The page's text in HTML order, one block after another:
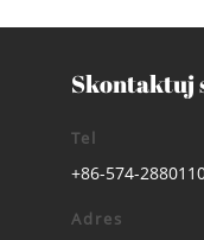
Skontaktuj
Tel
+86-574-
Adres